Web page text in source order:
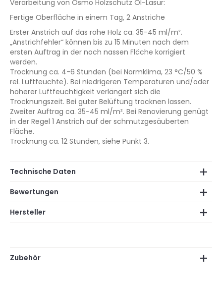
Verarbeitung von Osmo Holzschutz Öl-Lasur:
Fertige Oberfläche in einem Tag, 2 Anstriche
Erster Anstrich auf das rohe Holz ca. 35-45 ml/m².
„Anstrichfehler“ können bis zu 15 Minuten nach dem
ersten Auftrag in der noch nassen Fläche korrigiert
werden.
Trocknung ca. 4-6 Stunden (bei Normklima, 23 °C/50 %
rel. Luftfeuchte). Bei niedrigeren Temperaturen und/oder
höherer Luftfeuchtigkeit verlängert sich die
Trocknungszeit. Bei guter Belüftung trocknen lassen.
Zweiter Auftrag ca. 35-45 ml/m². Bei Renovierung genügt
in der Regel 1 Anstrich auf der schmutzgesäuberten
Fläche.
Trocknung ca. 12 Stunden, siehe Punkt 3.
Technische Daten
Bewertungen
Hersteller
Zubehör